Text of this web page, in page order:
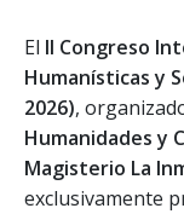
El II Congreso
Humanísticas y
2026),
Humanidades y
Magisterio La
exclusivamente